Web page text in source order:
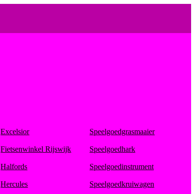
Excelsior
Fietsenwinkel Rijswijk
Halfords
Hercules
Speelgoedgrasmaaier
Speelgoedhark
Speelgoedinstrument
Speelgoedkruiwagen